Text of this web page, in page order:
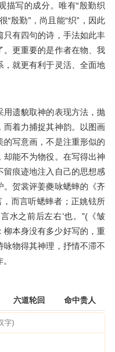
描写的成分。唯有“殷勤织
“殷勤”，尚且能“织”，因此
有四句的诗，手法如此丰
更重要的是作者在物、我
，就更有利于灵活、全面地
用遗貌取神的表现方法，抛
着力捕捉其神韵。以图画
写意画，不是注重形似的
能不为物役。在写得出神
留痕迹地注入自己的思想感
。贺裳评姜夔咏蟋蟀的《齐
而言听蟋蟀者；正姚铉所
水之前后左右’也。”(《皱
本身没有多少好写的，重
物得其神理，抒情不滞不
六道轮回 命中贵人